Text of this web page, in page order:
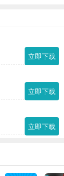
立即下载
立即下载
立即下载